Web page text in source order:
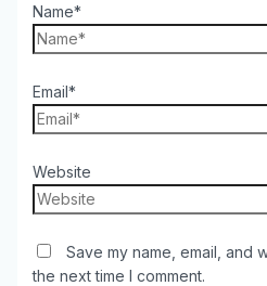
Name*
Email*
Website
Save my name, email, and
the next time I comment.